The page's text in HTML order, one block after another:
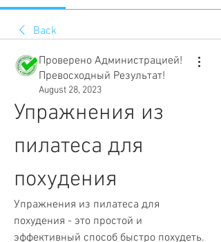
Back
Проверено Администрацией!
Превосходный Результат!
August 28, 2023
Упражнения из
пилатеса для
похудения
Упражнения из пилатеса для
похудения - это простой и
эффективный способ быстро похудеть.